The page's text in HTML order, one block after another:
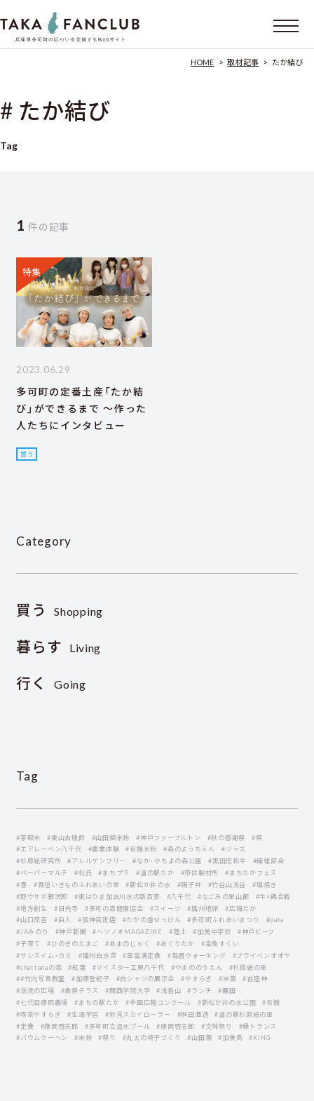
HOME > 取材記事 > たか結び
# たか結び
Tag
1 件の記事
特集
2023.06.29
多可町の定番土産「たか結
び」ができるまで ～作った
人たちにインタビュー
買う
Category
買う Shopping
暮らす Living
行く Going
Tag
#茶穀米 #東山古墳群 #山田錦米粉 #神戸ファーブルトン #秋の感謝祭
#祭
#エアレーベン八千代
#農業体験 #有機米粉 #森のようちえん
#ジャズ
#杉原紙研究所
#アレルゲンフリー #なか・やちよの森公園 #黒田庄和牛
#繊維部会
#ペーパーマルチ
#杜氏 #まちプラ #道の駅たか #市位製材所
#まちたかフェス
#春
#青垣いきものふれあいの里 #新松か井の水 #親子丼 #竹谷山渓谷
#塩焼き
#野ウサギ銀次郎
#東はりま加古川水の新百景 #八千代 #なごみの里山都
#牛×鶏合戦
#地方創生
#日光寺 #多可の森健康協会 #スイーツ #播州地卵
#広報たか
#山口茂吉
#巨人 #阪神百貨店 #たかの香せっけん #多可町ふれあいまつり
#pata
#JAみのり
#神戸新聞 #ヘソノオMAGAZINE #陸上 #加美中学校
#神戸ビーフ
#子育て
#ひのきのたまご #あまのじゃく #あぐりたか
#金魚すくい
#サンスイム・カミ
#播州白水菜 #車留満定食 #毎週ウォーキング
#ブライベンオオヤ
#chattanaの森
#紅葉 #マイスター工房八千代 #やまののうえん
#杉原紙の里
##竹内写真教室
#加藤登紀子 #白シャツの展示会 #やすらぎ #米菓
#岩座神
#渓流の広場
#食祭テラス #関西学院大学 #浅香山 #ランチ
#棚田
#七代目藤岡農場
#まちの駅たか #全国広報コンクール #新松か井の水公園
#有機
#喫茶やすらぎ
#生涯学習 #妙見スカイローラー #桝田酒造
#道の駅杉原紙の里
#定食
#藤岡啓志郎 #多可町立温水プール #藤岡啓志郞 #文殊祭り
#縁トランス
#バウムクーヘン
#米粉 #祭り #丸太の椅子づくり #山田穂 #加美鳥 #KING